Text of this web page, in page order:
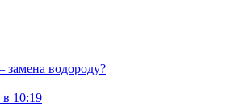
водороду?
в 10:19